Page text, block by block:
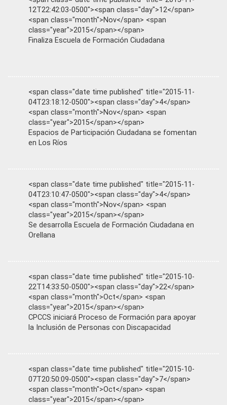
12T22:42:03-0500"><span class="day">12</span>
<span class="month">Nov</span> <span
class="year">2015</span></span>
Finaliza Escuela de Formación Ciudadana
<span class="date time published" title="2015-11-
04T23:18:12-0500"><span class="day">4</span>
<span class="month">Nov</span> <span
class="year">2015</span></span>
Espacios de Participación Ciudadana se fomentan
en Los Ríos
<span class="date time published" title="2015-11-
04T23:10:47-0500"><span class="day">4</span>
<span class="month">Nov</span> <span
class="year">2015</span></span>
Se desarrolla Escuela de Formación Ciudadana en
Orellana
<span class="date time published" title="2015-10-
22T14:33:50-0500"><span class="day">22</span>
<span class="month">Oct</span> <span
class="year">2015</span></span>
CPCCS iniciará Proceso de Formación para apoyar
la Inclusión de Personas con Discapacidad
<span class="date time published" title="2015-10-
07T20:50:09-0500"><span class="day">7</span>
<span class="month">Oct</span> <span
class="year">2015</span></span>